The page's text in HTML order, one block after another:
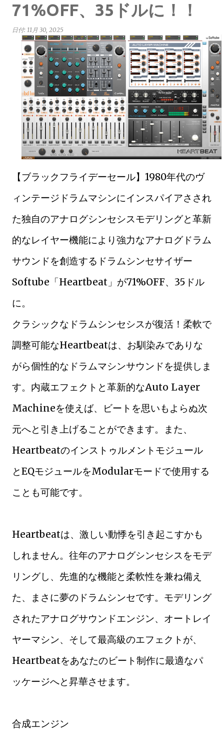
71%OFF、35ドルに！！
日付: 11月 30, 2025
【ブラックフライデーセール】1980年代のヴ
ィンテージドラムマシンにインスパイアさされ
た独自のアナログシンセシスモデリングと革新
的なレイヤー機能により強力なアナログドラム
サウンドを創造するドラムシンセサイザー
Softube「Heartbeat」が71%OFF、35ドル
に。
クラシックなドラムシンセシスが復活！柔軟で
調整可能なHeartbeatは、お馴染みでありな
がら個性的なドラムマシンサウンドを提供しま
す。内蔵エフェクトと革新的なAuto Layer
Machineを使えば、ビートを思いもよらぬ次
元へと引き上げることができます。また、
Heartbeatのインストゥルメントモジュール
とEQモジュールをModularモードで使用する
ことも可能です。
Heartbeatは、激しい動悸を引き起こすかも
しれません。往年のアナログシンセシスをモデ
リングし、先進的な機能と柔軟性を兼ね備え
た、まさに夢のドラムシンセです。モデリング
されたアナログサウンドエンジン、オートレイ
ヤーマシン、そして最高級のエフェクトが、
Heartbeatをあなたのビート制作に最適なパ
ッケージへと昇華させます。
合成エンジン